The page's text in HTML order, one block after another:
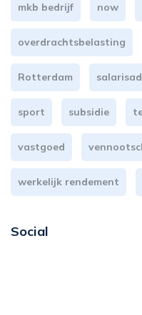
mkb bedrijf now
overdrachtsbelasting
Rotterdam
sport subsidie
vastgoed
werkelijk rendement
Social